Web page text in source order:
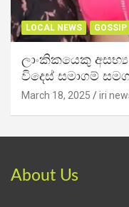
LOCAL NEWS GOSSIP
ලාංකිකයෙකු
විදෙස් සමාගම්
March 18, 2025 iri
About Us